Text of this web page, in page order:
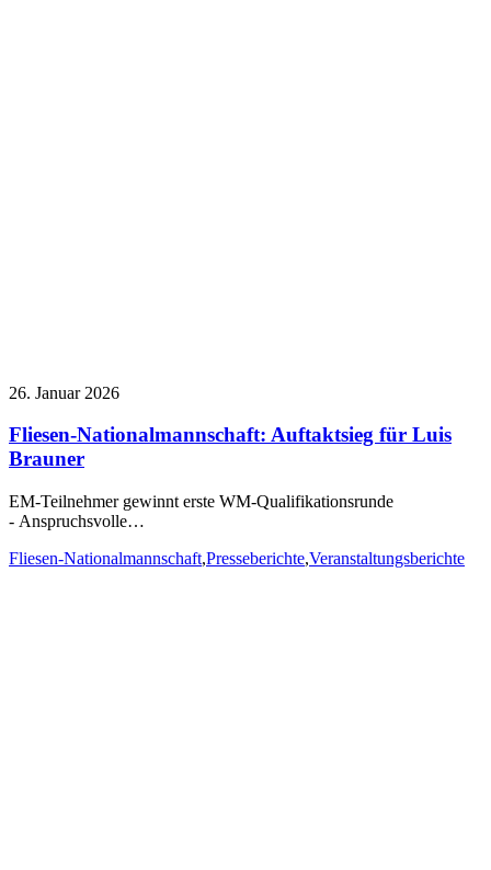
26. Januar 2026
Fliesen-Nationalmannschaft: Auftaktsieg für Luis
Brauner
EM-Teilnehmer gewinnt erste WM-Qualifikationsrunde
- Anspruchsvolle…
Fliesen-Nationalmannschaft,Presseberichte,Veranstaltungsberichte